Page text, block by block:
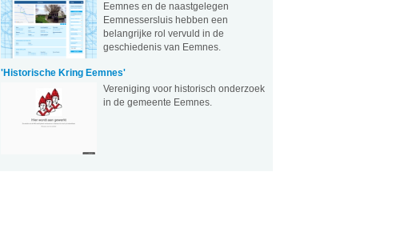
Eemnes en de naastgelegen
Eemnessersluis hebben een
belangrijke rol vervuld in de
geschiedenis van Eemnes.
'Historische Kring Eemnes'
Vereniging voor historisch onderzoek
in de gemeente Eemnes.